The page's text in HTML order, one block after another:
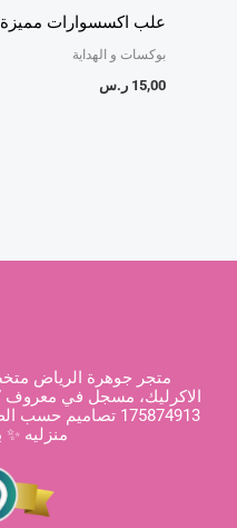
علب اكسسوارات مميزة
بوكسات و الهداية
15,00 ر.س
متجر جوهرة الرياض
175874913 تصاميم
منزليه